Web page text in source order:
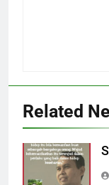
Related